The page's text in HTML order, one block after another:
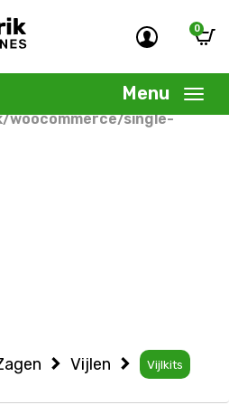
in
vanmourik-
single-
0
Menu
Vijlen Vijlkits